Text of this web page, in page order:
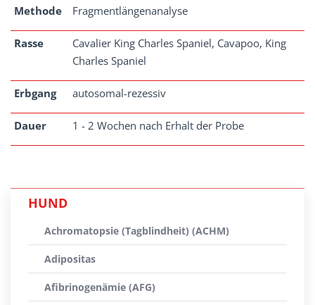
Methode Fragmentlängenanalyse
Rasse
Cavalier King Charles Spaniel, Cavapoo, King
Charles Spaniel
Erbgang autosomal-rezessiv
Dauer 1 - 2 Wochen nach Erhalt der Probe
HUND
Achromatopsie (Tagblindheit) (ACHM)
Adipositas
Afibrinogenämie (AFG)